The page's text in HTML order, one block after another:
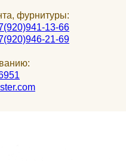
фурнитуры:
13-66
21-69